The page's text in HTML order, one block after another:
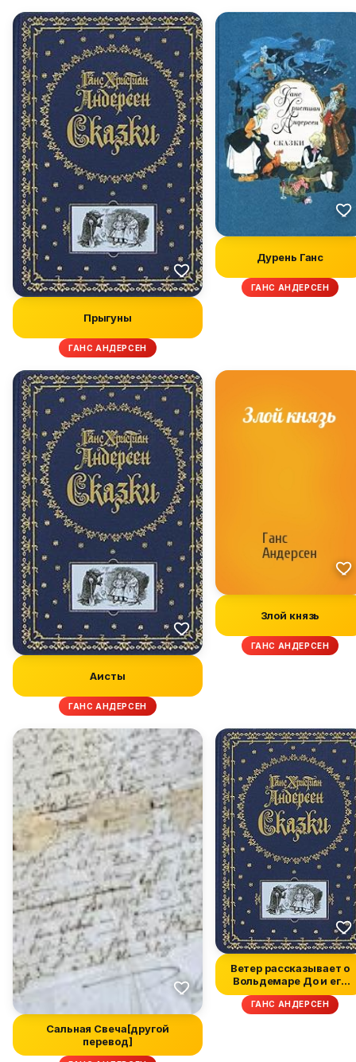
Прыгуны
ГАНС АНДЕРСЕН
Дурень Ганс
ГАНС АНДЕРСЕН
Аисты
ГАНС АНДЕРСЕН
Злой князь
ГАНС АНДЕРСЕН
Сальная Свеча[другой
перевод]
Ветер рассказывает о
Вольдемаре До и его
дочерях
ГАНС АНДЕРСЕН